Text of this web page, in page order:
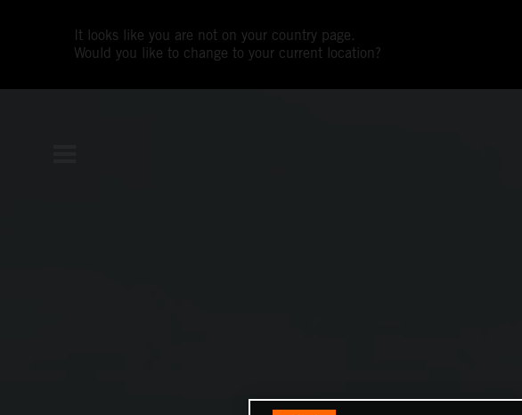
It looks like you are not on your country page.
Would you like to change to your current location?